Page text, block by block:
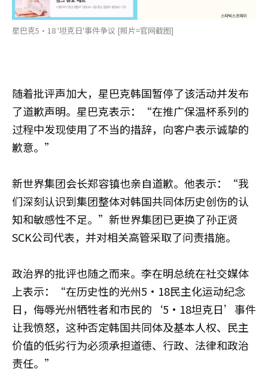
星巴克5·18 '坦克日'事件争议 [照片=官网截图]
随着批评声加大，星巴克韩国暂停了该活动并发布
了道歉声明。星巴克表示：“在推广保温杯系列的
过程中发现使用了不当的措辞，向客户表示诚挚的
歉意。”
新世界集团会长郑容镇也亲自道歉。他表示：“我
们深刻认识到集团整体对韩国共同体历史创伤的认
知和敏感性不足。”新世界集团已更换了孙正贤
SCK公司代表，并对相关高管采取了问责措施。
政治界的批评也随之而来。李在明总统在社交媒体
上表示：“在历史性的光州5·18民主化运动纪念
日，侮辱光州牺牲者和市民的‘5·18坦克日’事件
让我愤怒，这种否定韩国共同体及基本人权、民主
价值的低劣行为必须承担道德、行政、法律和政治
责任。”